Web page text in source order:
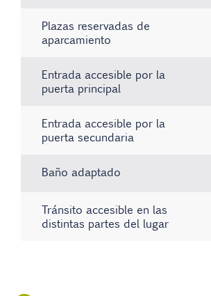
Plazas reservadas de
aparcamiento
Entrada accesible por la
puerta principal
Entrada accesible por la
puerta secundaria
Baño adaptado
Tránsito accesible en las
distintas partes del lugar